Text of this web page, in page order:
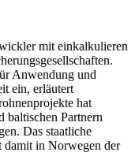
mit einkalkulieren
Anwendung und
ein, erläutert
hat
baltischen Partnern
Das staatliche
damit in Norwegen der